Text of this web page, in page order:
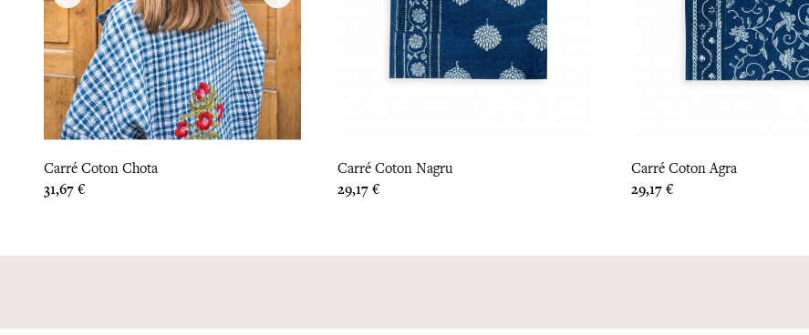
Carré Coton Chota
Prix
31,67 €
Carré Coton Nagru
Prix
29,17 €
Carré Coton Agra
Prix
29,17 €